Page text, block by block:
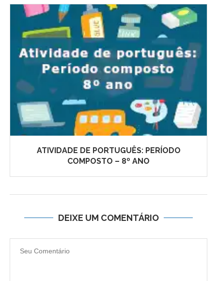
ATIVIDADE DE PORTUGUÊS: PERÍODO
COMPOSTO – 8º ANO
DEIXE UM COMENTÁRIO